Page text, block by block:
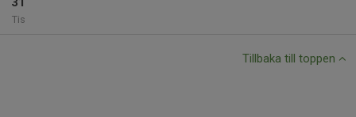
Tis
Tillbaka till toppen